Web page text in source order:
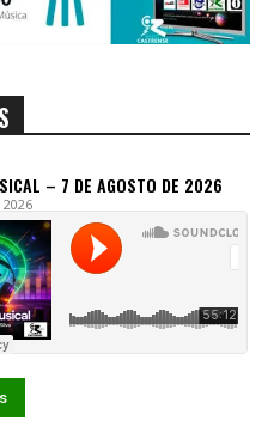
– 7 DE AGOSTO DE 2026